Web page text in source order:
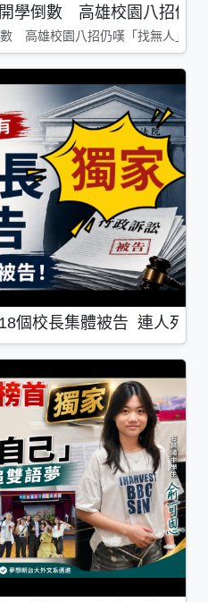
學倒數 高雄校園八招仍
高雄校園八招仍嘆「找無人」
個校長集體被告 連人死了